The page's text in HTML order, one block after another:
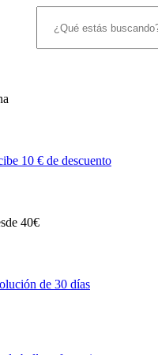
10 € de descuento
40€
de 30 días